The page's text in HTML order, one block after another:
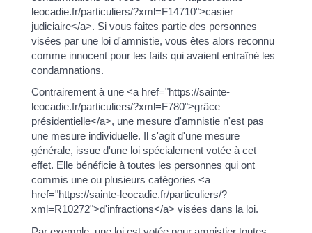
leocadie.fr/particuliers/?xml=F14710">casier
judiciaire</a>. Si vous faites partie des personnes
visées par une loi d'amnistie, vous êtes alors reconnu
comme innocent pour les faits qui avaient entraîné les
condamnations.
Contrairement à une <a href="https://sainte-
leocadie.fr/particuliers/?xml=F780">grâce
présidentielle</a>, une mesure d'amnistie n'est pas
une mesure individuelle. Il s'agit d'une mesure
générale, issue d'une loi spécialement votée à cet
effet. Elle bénéficie à toutes les personnes qui ont
commis une ou plusieurs catégories <a
href="https://sainte-leocadie.fr/particuliers/?
xml=R10272">d'infractions</a> visées dans la loi.